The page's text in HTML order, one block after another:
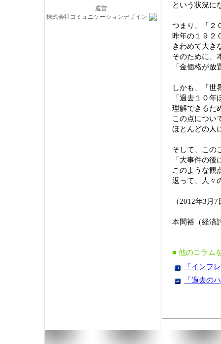
運営:
株式会社コミュニケーションデザイン
という状況に
つまり、「２
昨年の１９２
きわめて大き
そのために、
「金価格が
しかも、「世
「過去１０
理解できるた
この点につい
ほとんどの人
そして、この
「大事件の
このような観
返って、人々
（2012年3月7
本間裕（経済
■ 他のコラム
「インフ
「過去の